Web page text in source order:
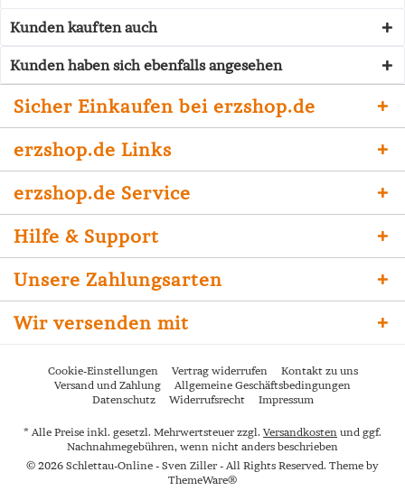
Kunden kauften auch
Kunden haben sich ebenfalls angesehen
Sicher Einkaufen bei erzshop.de
erzshop.de Links
erzshop.de Service
Hilfe & Support
Unsere Zahlungsarten
Wir versenden mit
Cookie-Einstellungen Vertrag widerrufen
Kontakt zu uns
Versand und Zahlung
Allgemeine Geschäftsbedingungen
Datenschutz
Widerrufsrecht Impressum
* Alle Preise inkl. gesetzl. Mehrwertsteuer zzgl. Versandkosten und ggf.
Nachnahmegebühren, wenn nicht anders beschrieben
© 2026 Schlettau-Online - Sven Ziller - All Rights Reserved. Theme by
ThemeWare®